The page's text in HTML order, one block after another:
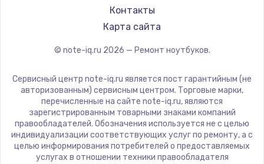
LG
Panasonic
ZTE
Hiper
Evga
Google
Echips
Контакты
Карта сайта
© note-iq.ru 2026 — Ремонт ноутбуков.
Сервисный центр note-iq.ru является пост гарантийным (не
авторизованным) сервисным центром. Торговые марки,
перечисленные на сайте note-iq.ru, являются
зарегистрированным товарными знаками компаний
правообладателей. Обозначения используется не с целью
индивидуализации соответствующих услуг по ремонту, а с
целью информирования потребителей о предоставляемых
услугах в отношении техники правообладателя